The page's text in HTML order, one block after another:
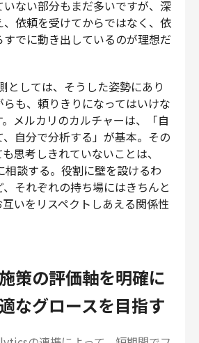
ない部分もまだ多いですが、深
、依頼を受けてからではなく、依
でに動き出しているのが理想だ
としては、そうした姿勢にあり
も、頼りきりになってはいけな
メルカリのカルチャーは、「自
自分で分析する」が基本。その
思考しきれていないことは、
談する。役割に壁を設けるわ
それぞれの持ち場にはきちんと
いをリスペクトしあえる関係性
策の評価軸を明確に
なグロースを目指す